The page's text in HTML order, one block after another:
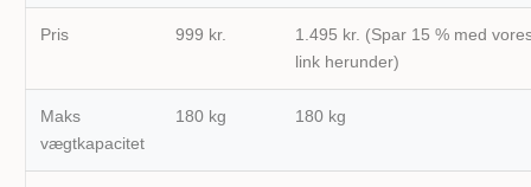
Pris 999 kr.
1.495 kr. (Spar 15 % med
link herunder)
Maks
vægtkapacitet
180 kg 180 kg